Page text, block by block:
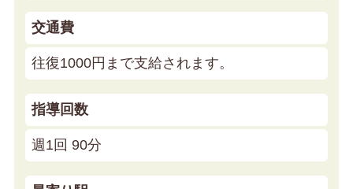
交通費
往復1000円まで支給されます。
指導回数
週1回 90分